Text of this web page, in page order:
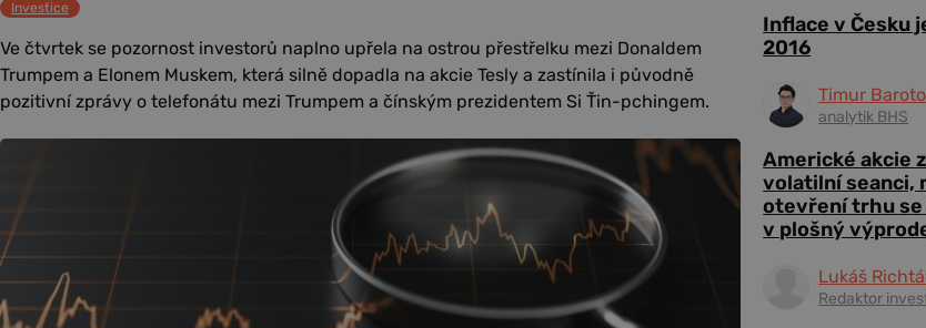
Investice
Ve čtvrtek se pozornost investorů naplno upřela na ostrou přestřelku mezi Donaldem
Trumpem a Elonem Muskem, která silně dopadla na akcie Tesly a zastínila i původně
pozitivní zprávy o telefonátu mezi Trumpem a čínským prezidentem Si Ťin-pchingem.
Inflace v Česku
2016
Timur
analytik BHS
Americké akcie
volatilní seanci,
otevření trhu
v plošný
Lukáš
Redaktor